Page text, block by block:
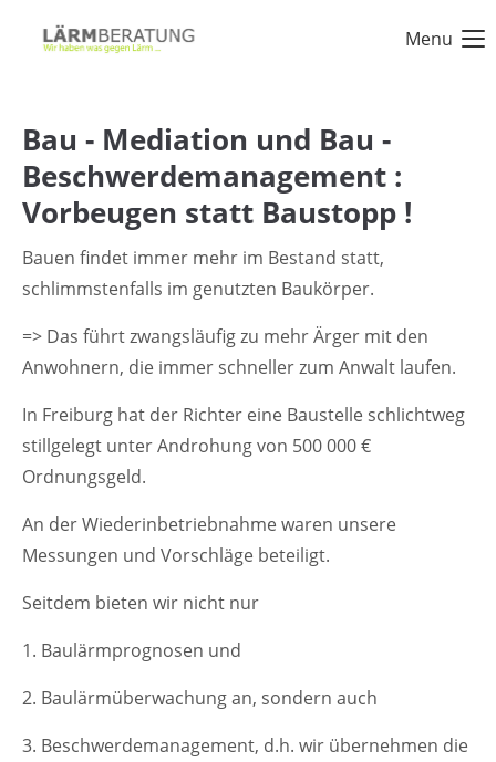
Login
Passwort
Register|Lost your password?
Support
Lorem ipsum dolor sit amet:
24h/ 365days
Mon - Fri 8:00am - 5:00pm(GMT +1)
Menu
Bau - Mediation und Bau -
Beschwerdemanagement :
Vorbeugen statt Baustopp !
Bauen findet immer mehr im Bestand statt,
schlimmstenfalls im genutzten Baukörper.
=> Das führt zwangsläufig zu mehr Ärger mit den
Anwohnern, die immer schneller zum Anwalt laufen.
In Freiburg hat der Richter eine Baustelle schlichtweg
stillgelegt unter Androhung von 500 000 €
Ordnungsgeld.
An der Wiederinbetriebnahme waren unsere
Messungen und Vorschläge beteiligt.
Seitdem bieten wir nicht nur
1. Baulärmprognosen und
2. Baulärmüberwachung an, sondern auch
3. Beschwerdemanagement, d.h. wir übernehmen die